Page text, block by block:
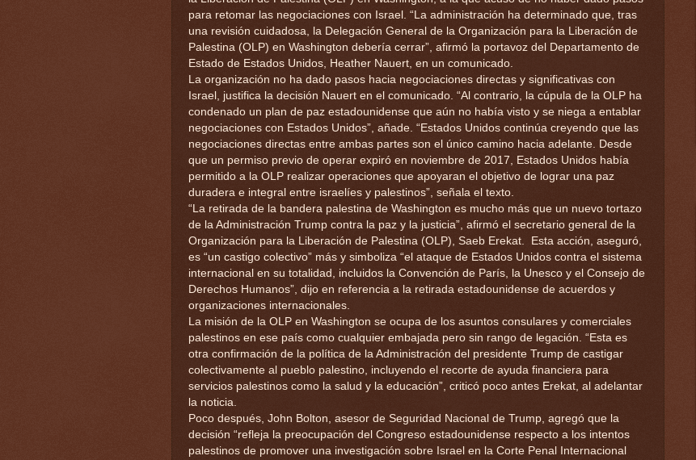
para retomar las negociaciones con Israel. “La administración ha determinado que, tras
una revisión cuidadosa, la Delegación General de la Organización para la Liberación de
Palestina (OLP) en Washington debería cerrar”, afirmó la portavoz del Departamento de
Estado de Estados Unidos, Heather Nauert, en un comunicado.
La organización no ha dado pasos hacia negociaciones directas y significativas con
Israel, justifica la decisión Nauert en el comunicado. “Al contrario, la cúpula de la OLP ha
condenado un plan de paz estadounidense que aún no había visto y se niega a entablar
negociaciones con Estados Unidos”, añade. “Estados Unidos continúa creyendo que las
negociaciones directas entre ambas partes son el único camino hacia adelante. Desde
que un permiso previo de operar expiró en noviembre de 2017, Estados Unidos había
permitido a la OLP realizar operaciones que apoyaran el objetivo de lograr una paz
duradera e integral entre israelíes y palestinos”, señala el texto.
“La retirada de la bandera palestina de Washington es mucho más que un nuevo tortazo
de la Administración Trump contra la paz y la justicia”, afirmó el secretario general de la
Organización para la Liberación de Palestina (OLP), Saeb Erekat. Esta acción, aseguró,
es “un castigo colectivo” más y simboliza “el ataque de Estados Unidos contra el sistema
internacional en su totalidad, incluidos la Convención de París, la Unesco y el Consejo de
Derechos Humanos”, dijo en referencia a la retirada estadounidense de acuerdos y
organizaciones internacionales.
La misión de la OLP en Washington se ocupa de los asuntos consulares y comerciales
palestinos en ese país como cualquier embajada pero sin rango de legación. “Esta es
otra confirmación de la política de la Administración del presidente Trump de castigar
colectivamente al pueblo palestino, incluyendo el recorte de ayuda financiera para
servicios palestinos como la salud y la educación”, criticó poco antes Erekat, al adelantar
la noticia.
Poco después, John Bolton, asesor de Seguridad Nacional de Trump, agregó que la
decisión “refleja la preocupación del Congreso estadounidense respecto a los intentos
palestinos de promover una investigación sobre Israel en la Corte Penal Internacional